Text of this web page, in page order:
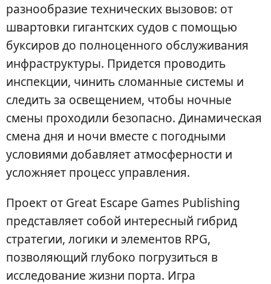
разнообразие технических вызовов: от
швартовки гигантских судов с помощью
буксиров до полноценного обслуживания
инфраструктуры. Придется проводить
инспекции, чинить сломанные системы и
следить за освещением, чтобы ночные
смены проходили безопасно. Динамическая
смена дня и ночи вместе с погодными
условиями добавляет атмосферности и
усложняет процесс управления.
Проект от Great Escape Games Publishing
представляет собой интересный гибрид
стратегии, логики и элементов RPG,
позволяющий глубоко погрузиться в
исследование жизни порта. Игра